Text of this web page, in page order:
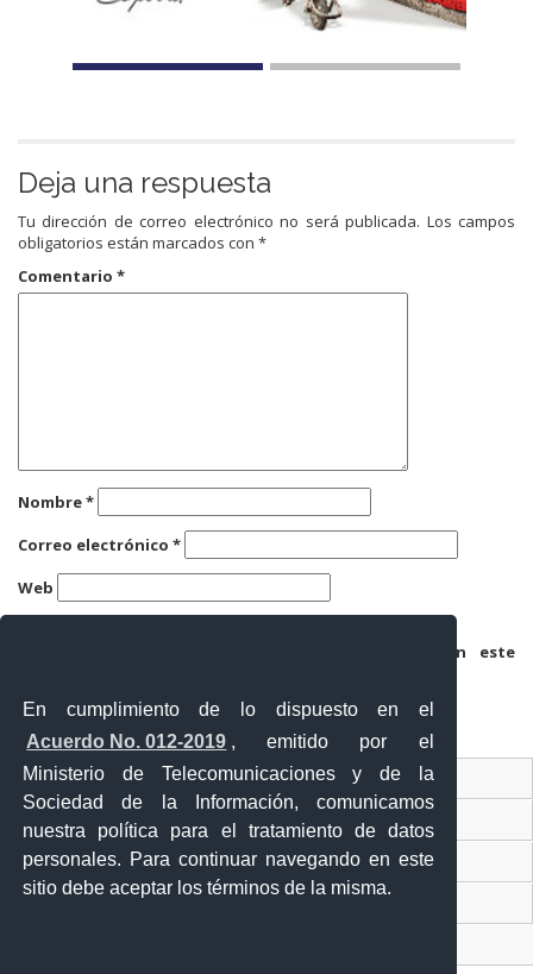
En cumplimiento de lo dispuesto en el
Acuerdo No. 012-2019 , emitido por el
Ministerio de Telecomunicaciones y de la
Sociedad de la Información, comunicamos
nuestra política para el tratamiento de datos
personales. Para continuar navegando en este
sitio debe aceptar los términos de la misma.
Deja una respuesta
Tu dirección de correo electrónico no será publicada. Los campos
obligatorios están marcados con *
Comentario *
Nombre*
Correo electrónico *
Web
Guarda mi nombre, correo electrónico y web en este
Ventanilla Única Virtual
Ventanilla Única de Comercio Exterior
Gobierno Abierto